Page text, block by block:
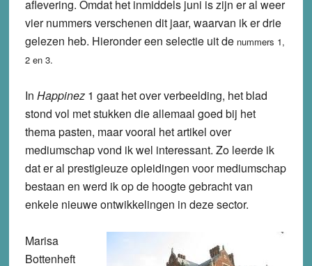
aflevering. Omdat het inmiddels juni is zijn er al weer
vier nummers verschenen dit jaar, waarvan ik er drie
gelezen heb. Hieronder een selectie uit denummers 1,
2 en 3.
In Happinez1 gaat het over verbeelding, het blad
stond vol met stukken die allemaal goed bij het
thema pasten, maar vooral het artikel over
mediumschap vond ik wel interessant. Zo leerde ik
dat er al prestigieuze opleidingen voor mediumschap
bestaan en werd ik op de hoogte gebracht van
enkele nieuwe ontwikkelingen in deze sector.
Marisa
Bottenheft